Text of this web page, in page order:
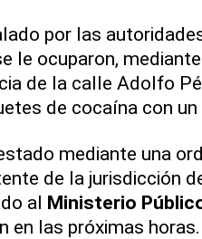
por las
le ocuparon,
de la calle Adolfo
de cocaína con
mediante una
de la jurisdicción
al Ministerio
en las próximas horas.